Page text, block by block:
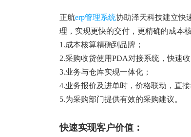
正航erp管理系统协助泽天科技建立快
理，实现更快的交付，更精确的成本
1.成本核算精确到品牌；
2.采购收货使用PDA对接系统，快速收
3.业务与仓库实现一体化；
4.业务报价及进单时，价格联动，直
5.为采购部门提供有效的采购建议。
快速实现客户价值：